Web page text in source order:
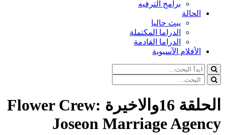
برامج الترفيه
الحالة
يبث حاليا
الدراما المكتملة
الدراما القادمة
الأفلام الآسيوية
الحلقة 16والاخيرة Flower Crew:
Joseon Marriage Agency